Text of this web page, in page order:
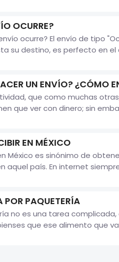
OCURRE?
ocurre? El envío de tipo
su destino, es perfecto en el
UN ENVÍO? ¿CÓMO
que como muchas
que ver con dinero; sin
EN MÉXICO
México es sinónimo de
aquel país. En internet
PAQUETERÍA
no es una tarea
que ese alimento que